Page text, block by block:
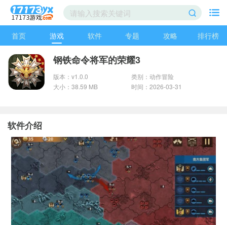
首页 游戏 软件 专题 攻略 排行榜
钢铁命令将军的荣耀3
版本：v1.0.0
类别：动作冒险
大小：38.59 MB
时间：2026-03-31
软件介绍